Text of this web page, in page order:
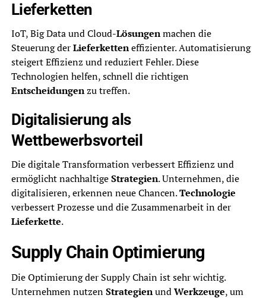
Lieferketten
IoT, Big Data und Cloud-Lösungenmachen die
Steuerung derLieferketteneffizienter. Automatisierung
steigert Effizienz und reduziert Fehler. Diese
Technologien helfen, schnell die richtigen
Entscheidungenzu treffen.
Digitalisierung als
Wettbewerbsvorteil
Die digitale Transformation verbessert Effizienz und
ermöglicht nachhaltigeStrategien. Unternehmen, die
digitalisieren, erkennen neue Chancen.Technologie
verbessert Prozesse und die Zusammenarbeit in der
Lieferkette.
Supply Chain Optimierung
Die Optimierung der Supply Chain ist sehr wichtig.
Unternehmen nutzenStrategienundWerkzeuge, um